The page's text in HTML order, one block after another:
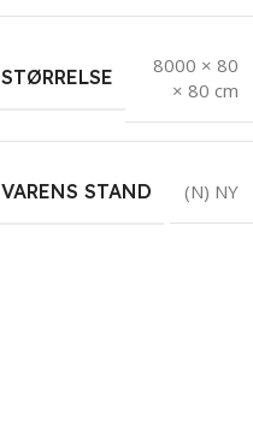
STØRRELSE
8000 × 80
× 80 cm
VARENS STAND (N) NY